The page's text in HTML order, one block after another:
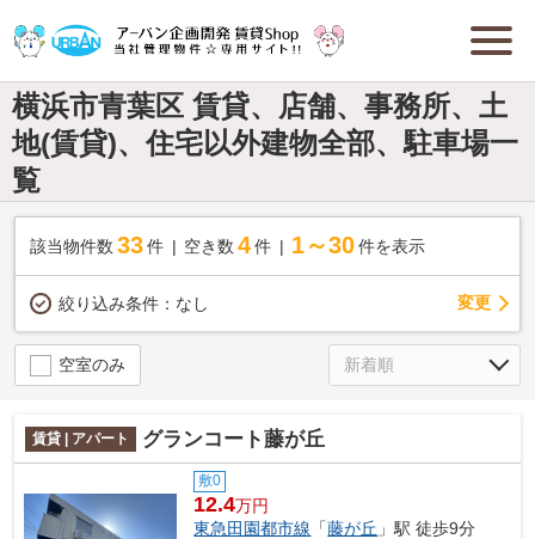
横浜市青葉区 賃貸、店舗、事務所、土
地(賃貸)、住宅以外建物全部、駐車場一
覧
該当物件数 33件 空き数 4 件 1～30 件を表示
絞り込み条件： なし 変更
空室のみ
賃貸 | アパート グランコート藤が丘
敷0
12.4万円
東急田園都市線 「藤が丘 」駅 徒歩9分